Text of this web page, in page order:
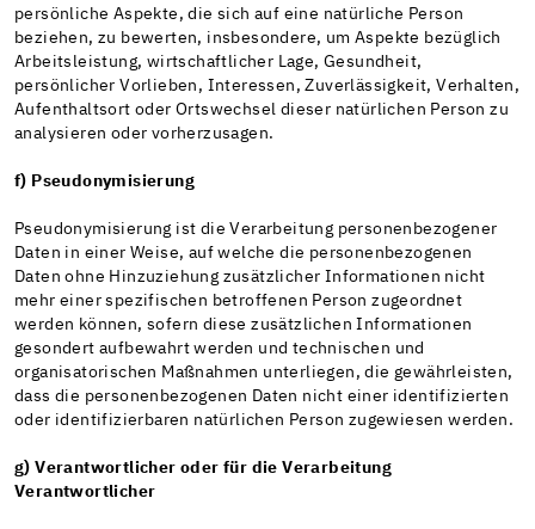
persönliche Aspekte, die sich auf eine natürliche Person
beziehen, zu bewerten, insbesondere, um Aspekte bezüglich
Arbeitsleistung, wirtschaftlicher Lage, Gesundheit,
persönlicher Vorlieben, Interessen, Zuverlässigkeit, Verhalten,
Aufenthaltsort oder Ortswechsel dieser natürlichen Person zu
analysieren oder vorherzusagen.
f) Pseudonymisierung
Pseudonymisierung ist die Verarbeitung personenbezogener
Daten in einer Weise, auf welche die personenbezogenen
Daten ohne Hinzuziehung zusätzlicher Informationen nicht
mehr einer spezifischen betroffenen Person zugeordnet
werden können, sofern diese zusätzlichen Informationen
gesondert aufbewahrt werden und technischen und
organisatorischen Maßnahmen unterliegen, die gewährleisten,
dass die personenbezogenen Daten nicht einer identifizierten
oder identifizierbaren natürlichen Person zugewiesen werden.
g) Verantwortlicher oder für die Verarbeitung
Verantwortlicher